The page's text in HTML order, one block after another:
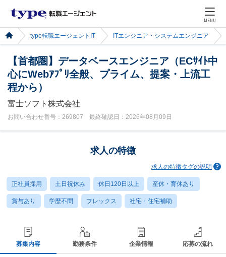
MENU
type転職エージェントIT ITエンジニア・システムエンジニア
【首都圏】データベースエンジニア（ECｻｲﾄ中
心にWebｱﾌﾟﾘ全般、プライム、提案・上流工
程から）
富士ソフト株式会社
お問い合わせ番号：269807 最終確認日：2026年08月09日
求人の特徴
求人の特徴タグの説明
正社員採用 土日祝休み 休日120日以上 産休・育休あり
賞与あり 学歴不問 フレックス 社宅・住宅補助
募集内容 勤務条件 企業情報 応募の流れ